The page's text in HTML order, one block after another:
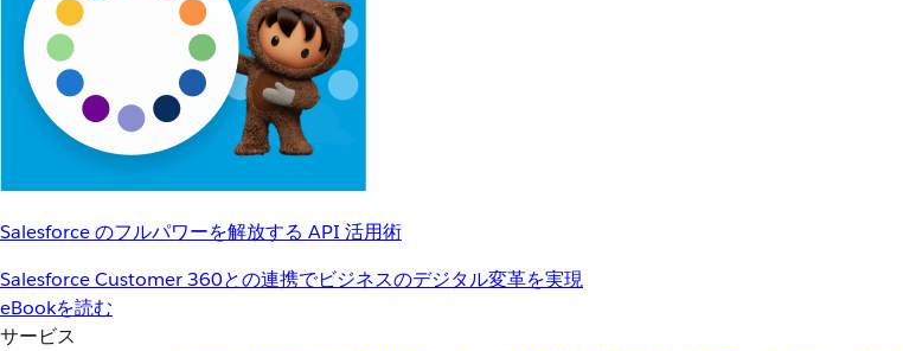
Salesforce のフルパワーを解放する API 活用術
Salesforce Customer 360との連携でビジネスのデジタル変革を実現
eBookを読む
サービス